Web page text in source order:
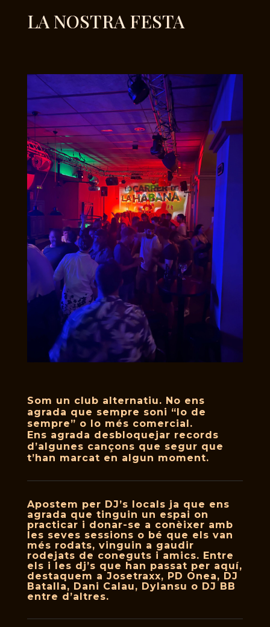
LA NOSTRA FESTA
Som un club alternatiu. No ens
agrada que sempre soni “lo de
sempre” o lo més comercial.
Ens agrada desbloquejar records
d’algunes cançons que segur que
t’han marcat en algun moment.
Apostem per DJ’s locals ja que ens
agrada que tinguin un espai on
practicar i donar-se a conèixer amb
les seves sessions o bé que els van
més rodats, vinguin a gaudir
rodejats de coneguts i amics. Entre
els i les dj’s que han passat per aquí,
destaquem a Josetraxx, PD Onea, DJ
Batalla, Dani Calau, Dylansu o DJ BB
entre d’altres.